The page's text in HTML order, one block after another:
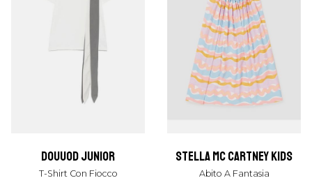
douuod junior
T-Shirt Con Fiocco
stella mc cartney kids
Abito A Fantasia